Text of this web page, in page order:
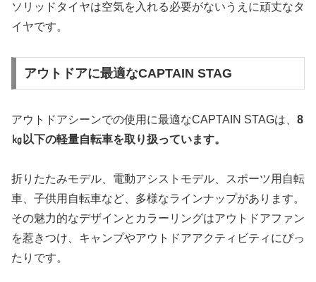
ソリッドタイヤは空気を入れる必要がないうえに頑丈なタ
イヤです。
アウトドアに最適なCAPTAIN STAG
アウトドアシーンでの使用に最適なCAPTAIN STAGは、 8
㎏以下の軽量自転車を取り扱っています。
折りたたみモデル、電動アシストモデル、スポーツ用自転
車、子供用自転車など、多様なラインナップがあります。
その魅力的なデザインとカラーリングはアウトドアファン
を惹きつけ、キャンプやアウトドアアクティビティにぴっ
たりです。